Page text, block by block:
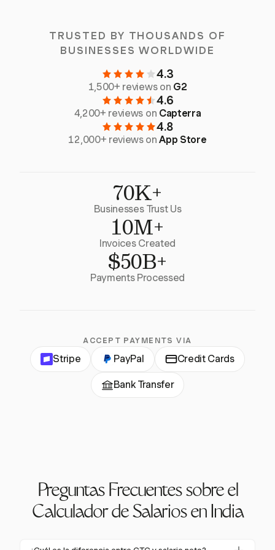
TRUSTED BY THOUSANDS OF
BUSINESSES WORLDWIDE
4.3
1,500+ reviews on G2
4.6
4,200+ reviews on Capterra
4.8
12,000+ reviews onApp Store
70K+
Businesses Trust Us
10M+
Invoices Created
$50B+
Payments Processed
ACCEPT PAYMENTS VIA
Stripe PayPal Credit Cards
Bank Transfer
Preguntas Frecuentes sobre el
Calculador de Salarios en India